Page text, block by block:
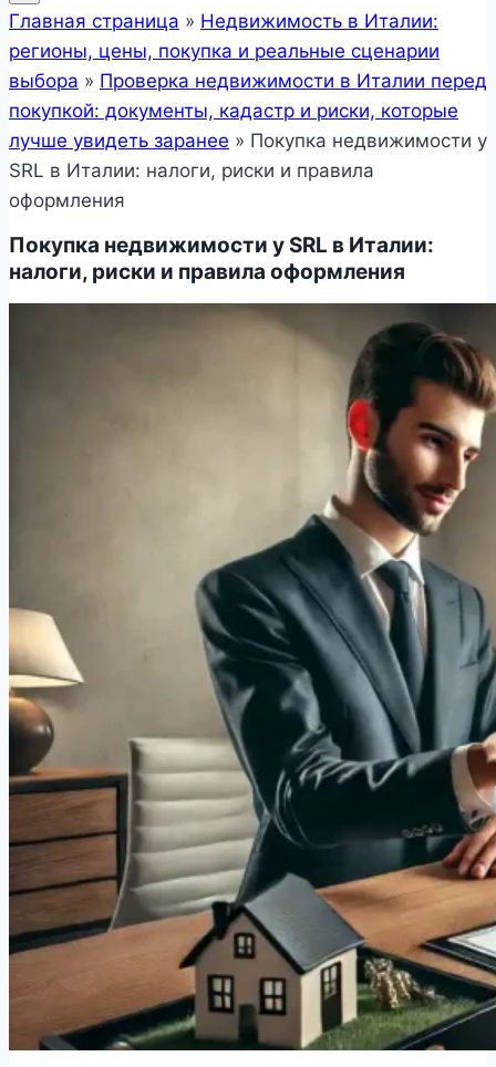
Главная страница » Недвижимость в Италии:
регионы, цены, покупка и реальные сценарии
выбора » Проверка недвижимости в Италии перед
покупкой: документы, кадастр и риски, которые
лучше увидеть заранее » Покупка недвижимости у
SRL в Италии: налоги, риски и правила
оформления
Покупка недвижимости у SRL в Италии:
налоги, риски и правила оформления